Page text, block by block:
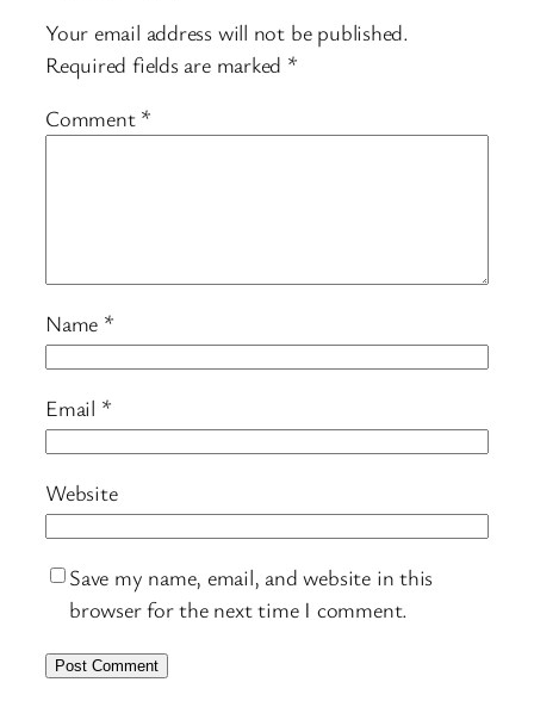
Your email address will not be published.
Required fields are marked *
Comment *
Name *
Email *
Website
Save my name, email, and website in this
browser for the next time I comment.